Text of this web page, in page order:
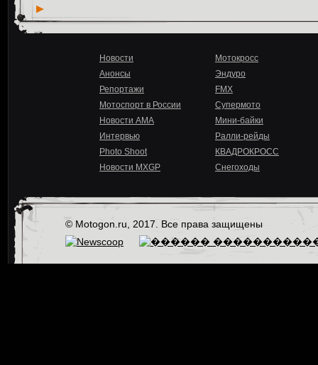
Новости
Анонсы
Репортажи
Мотоспорт в России
Новости AMA
Интервью
Photo Shoot
Новости MXGP
Мотокросс
Эндуро
FMX
Супермото
Мини-байки
Ралли-рейды
КВАДРОКРОСС
Снегоходы
© Motogon.ru, 2017. Все права защищены